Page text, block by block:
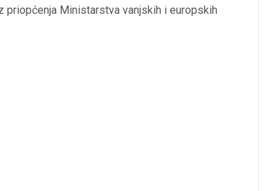
priopćenja Ministarstva vanjskih i europskih